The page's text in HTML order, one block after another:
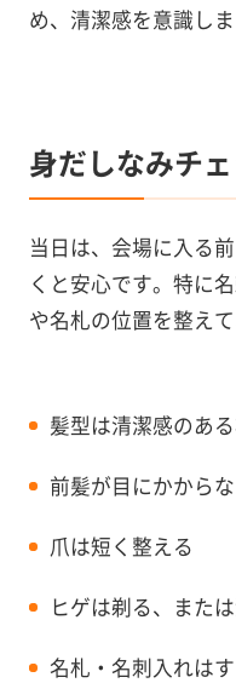
め、清潔感を意識しま
身だしなみチ
当日は、会場に入る
くと安心です。特に
や名札の位置を整えて
髪型は清潔感のあ
前髪が目にかから
爪は短く整える
ヒゲは剃る、また
名札・名刺入れは